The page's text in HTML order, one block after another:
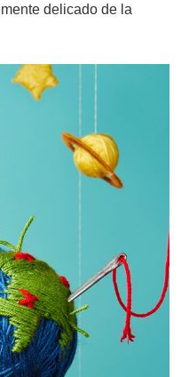
delicado de la